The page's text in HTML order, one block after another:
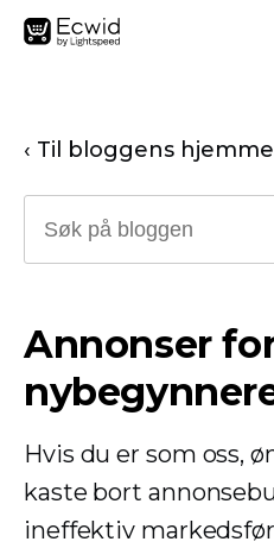
‹ Til bloggens
Annonser
Hvis du er som oss,
kaste bort
ineffektiv